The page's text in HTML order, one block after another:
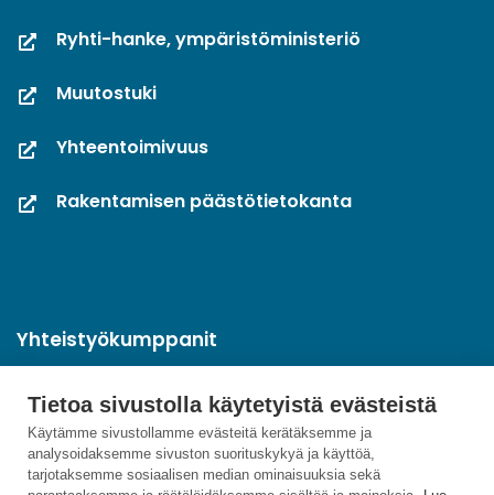
Tietoa sivustolla käytetyistä evästeistä
Käytämme sivustollamme evästeitä kerätäksemme ja
analysoidaksemme sivuston suorituskykyä ja käyttöä,
tarjotaksemme sosiaalisen median ominaisuuksia sekä
Ryhti-hanke, ympäristöministeriö
Muutostuki
Yhteentoimivuus
Rakentamisen päästötietokanta
Yhteistyökumppanit